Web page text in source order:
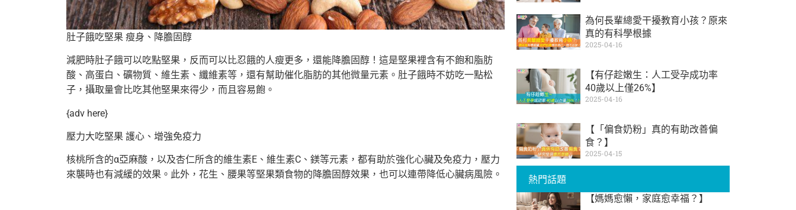
肚子餓吃堅果 瘦身、降膽固醇
減肥時肚子餓可以吃點堅果，反而可以比忍餓的人瘦更多， 還能降膽固醇！這是堅果裡含有不飽和脂肪
酸、高蛋白、礦物質、 維生素、纖維素等，還有幫助催化脂肪的其他微量元素。 肚子餓時不妨吃一點松
子，攝取量會比吃其他堅果來得少， 而且容易飽。
{adv here}
壓力大吃堅果 護心、增強免疫力
核桃所含的α亞麻酸，以及杏仁所含的維生素E、維生素C、 鎂等元素，都有助於強化心臟及免疫力， 壓力
來襲時也有減緩的效果。此外，花生、 腰果等堅果類食物的降膽固醇效果，也可以連帶降低心臟病風險。
為何長輩總愛干擾教育小孩？原來
真的有科學根據
2025-04-16
【有仔趁嫩生：人工受孕成功率
40歲以上僅26%】
2025-04-16
【「偏食奶粉」真的有助改善偏
食？】
2025-04-15
熱門話題
【媽媽愈懶，家庭愈幸福？】